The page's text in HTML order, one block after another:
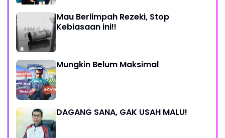
Mau Berlimpah Rezeki, Stop
Kebiasaan ini!!
Mungkin Belum Maksimal
DAGANG SANA, GAK USAH MALU!